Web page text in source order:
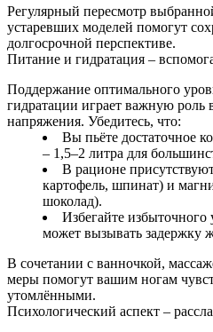
Регулярный пересмотр
устаревших моделей помогут
долгосрочной перспективе.
Питание и гидратация –
Поддержание оптимального
гидратации играет важную
напряжения. Убедитесь, что:
Вы пьёте достаточное
– 1,5–2 литра для
В рационе
картофель, шпинат) и
шоколад).
Избегайте избыточного
может вызывать задержку
В сочетании с ванночкой,
меры помогут вашим ногам
утомлёнными.
Психологический аспект –